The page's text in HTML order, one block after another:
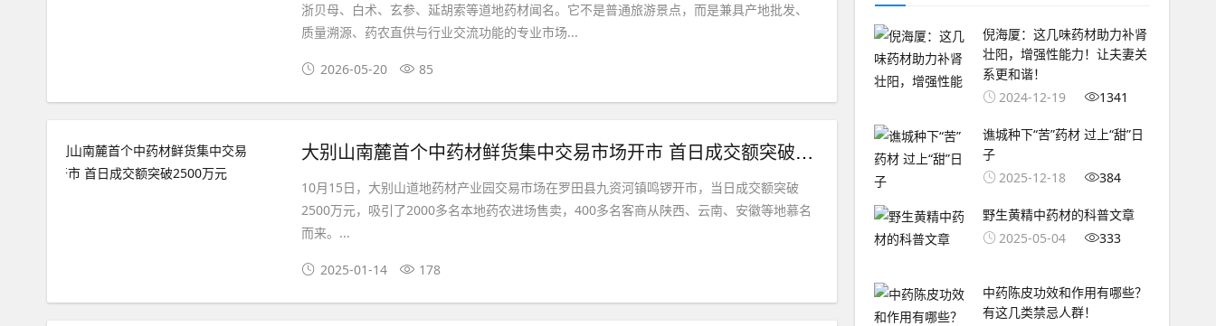
浙贝母、白术、玄参、延胡索等道地药材闻名。它不是普通旅游景点，而是兼具产地批发、
质量溯源、药农直供与行业交流功能的专业市场...
2026-05-20 85
大别山南麓首个中药材鲜货集中交易市场开市 首日成交额突破2500万元
10月15日，大别山道地药材产业园交易市场在罗田县九资河镇鸣锣开市，当日成交额突破
2500万元，吸引了2000多名本地药农进场售卖，400多名客商从陕西、云南、安徽等地慕名
而来。...
2025-01-14 178
倪海厦：这几味药材助力补肾
壮阳，增强性能力！让夫妻关
系更和谐！
2024-12-19
1341
谯城种下“苦”药材 过上“甜”日
子
2025-12-18
384
野生黄精中药材的科普文章
2025-05-04
333
中药陈皮功效和作用有哪些？
有这几类禁忌人群！